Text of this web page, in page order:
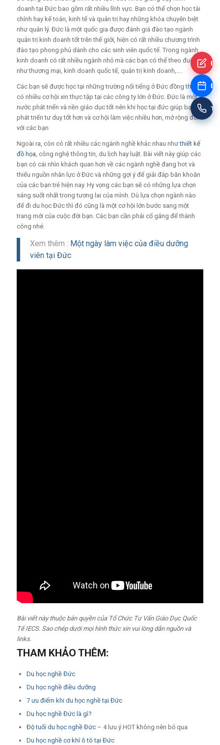
doanh tại Đức bao gồm rất nhiều lĩnh vực. Bạn có thể chọn học tài
chính hay kế toán, kinh tế và quản trị hay những khóa chuyên biệt
như quản lý. Đức là một quốc gia được đánh giá đào tạo ngành
quản trị kinh doanh tốt trên thế giới, hiện có rất nhiều chương trình
đào tạo phong phú dành cho các sinh viên quốc tế. Trong ngành
kinh doanh có rất nhiều ngành nhỏ mà các bạn có thể theo đuổi
như thương mại, kinh doanh quốc tế, quản trị kinh doanh,….
Các bạn sẽ được học tại những trường nổi tiếng ở Đức đồng thời
có nhiều cơ hội xin thực tập tại các công ty lớn ở Đức. Đức là một
nước phát triển và nền giáo dục tốt nên khi học tại đức giúp bạn
phát triển tư duy tốt hơn và cơ hội làm việc nhiều hơn, mở rộng đối
với các bạn
Ngoài ra, còn có rất nhiều các ngành nghề khác nhau nhưthiết kế
đồ họa , công nghệ thông tin, du lịch hay luật. Bài viết này giúp các
bạn có cái nhìn khách quan hơn về các ngành nghề đang hot và
thiếu nguồn nhân lực ở Đức và những gợi ý để giải đáp băn khoăn
của các bạn trẻ hiện nay. Hy vọng các bạn sẽ có những lựa chọn
sáng suốt nhất trong tương lai của mình. Dù lựa chọn ngành nào
để đi du học Đức thì đó cũng là một cơ hội lớn bước sang một
trang mới của cuộc đời bạn. Các bạn cần phải cố gắng để thành
công nhé.
Xem thêm : Một ngày làm việc của điều dưỡng
viên tại Đức
Bài viết này thuộc bản quyền của Tổ Chức Tư Vấn Giáo Dục Quốc
Tế IECS. Sao chép dưới mọi hình thức xin vui lòng dẫn nguồn và
links.
THAM KHẢO THÊM:
Du học nghề Đức
Du học nghề điều dưỡng
7 ưu điểm khi du học nghề tại Đức
Du học nghề Đức là gì?
Độ tuổi du học nghề Đức– 4 lưu ý HOT không nên bỏ qua
Du học nghề cơ khí ô tô tại Đức
Tư